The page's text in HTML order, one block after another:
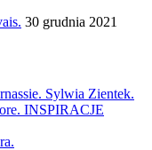
30 grudnia 2021
Sylwia Zientek.
INSPIRACJE